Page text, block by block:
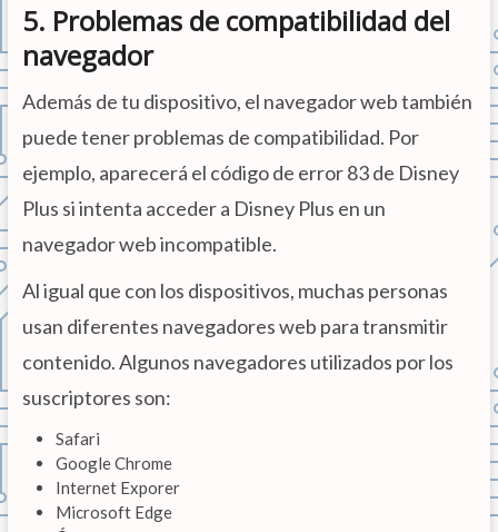
5. Problemas de compatibilidad del
navegador
Además de tu dispositivo, el navegador web también
puede tener problemas de compatibilidad. Por
ejemplo, aparecerá el código de error 83 de Disney
Plus si intenta acceder a Disney Plus en un
navegador web incompatible.
Al igual que con los dispositivos, muchas personas
usan diferentes navegadores web para transmitir
contenido. Algunos navegadores utilizados por los
suscriptores son:
Safari
Google Chrome
Internet Exporer
Microsoft Edge